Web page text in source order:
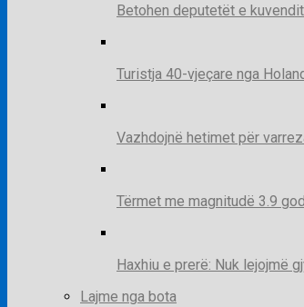
Betohen deputetët e
Turistja 40-vjeçare nga
Vazhdojnë hetimet për
Tërmet me magnitudë 3.9
Haxhiu e prerë: Nuk lejojmë
Lajme nga bota